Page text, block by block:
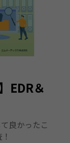
EDR＆
良かったこ